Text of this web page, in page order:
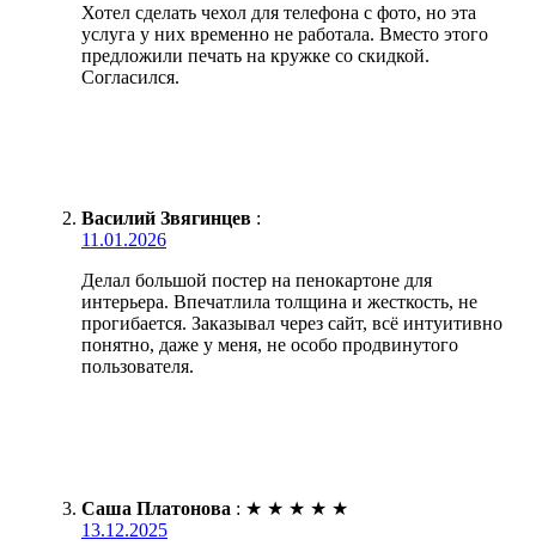
Хотел сделать чехол для телефона с фото, но эта
услуга у них временно не работала. Вместо этого
предложили печать на кружке со скидкой.
Согласился.
Василий Звягинцев :
11.01.2026
Делал большой постер на пенокартоне для
интерьера. Впечатлила толщина и жесткость, не
прогибается. Заказывал через сайт, всё интуитивно
понятно, даже у меня, не особо продвинутого
пользователя.
Саша Платонова : ★ ★ ★ ★ ★
13.12.2025